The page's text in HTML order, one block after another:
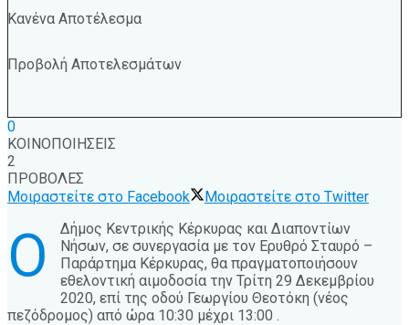
Κανένα Αποτέλεσμα
Προβολή Αποτελεσμάτων
0
ΚΟΙΝΟΠΟΙΗΣΕΙΣ
2
ΠΡΟΒΟΛΕΣ
Μοιραστείτε στο Facebook
Μοιραστείτε στο Twitter
Ο
Δήμος Κεντρικής Κέρκυρας και Διαποντίων
Νήσων, σε συνεργασία με τον Ερυθρό Σταυρό –
Παράρτημα Κέρκυρας, θα πραγματοποιήσουν
εθελοντική αιμοδοσία την Τρίτη 29 Δεκεμβρίου
2020, επί της οδού Γεωργίου Θεοτόκη (νέος
πεζόδρομος) από ώρα 10:30 μέχρι 13:00 .